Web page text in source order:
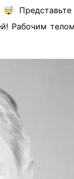
Рабочим